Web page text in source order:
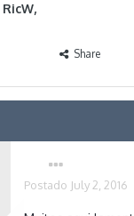
RicW,
Share
Postado July 2, 2016